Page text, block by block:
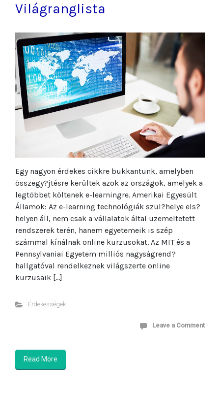
Világranglista
Egy nagyon érdekes cikkre bukkantunk, amelyben
összegy?jtésre kerültek azok az országok, amelyek a
legtöbbet költenek e-learningre. Amerikai Egyesült
Államok: Az e-learning technológiák szül?helye els?
helyen áll, nem csak a vállalatok által üzemeltetett
rendszerek terén, hanem egyetemeik is szép
számmal kínálnak online kurzusokat. Az MIT és a
Pennsylvaniai Egyetem milliós nagyságrend?
hallgatóval rendelkeznek világszerte online
kurzusaik […]
Érdekességek
Leave a Comment
Read More